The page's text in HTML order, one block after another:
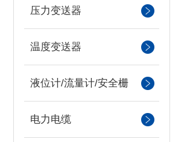
压力变送器
温度变送器
液位计/流量计/安全栅
电力电缆